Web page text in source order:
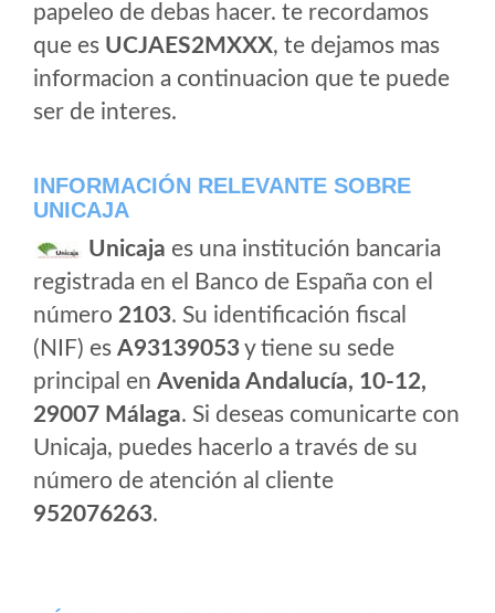
papeleo de debas hacer. te recordamos
que es UCJAES2MXXX, te dejamos mas
informacion a continuacion que te puede
ser de interes.
INFORMACIÓN RELEVANTE SOBRE
UNICAJA
Unicaja es una institución bancaria
registrada en el Banco de España con el
número 2103. Su identificación fiscal
(NIF) es A93139053y tiene su sede
principal en Avenida Andalucía, 10-12,
29007 Málaga. Si deseas comunicarte con
Unicaja, puedes hacerlo a través de su
número de atención al cliente
952076263.